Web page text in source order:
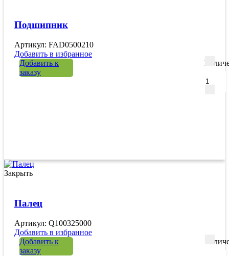
Подшипник
Артикул: FAD0500210
Добавить в избранное
Добавить к
заказу
Закрыть
Палец
Артикул: Q100325000
Добавить в избранное
Добавить к
заказу